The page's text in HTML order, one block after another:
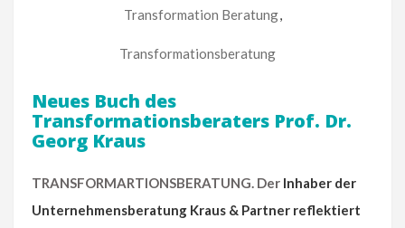
Transformation Beratung,
Transformationsberatung
Neues Buch des
Transformationsberaters Prof. Dr.
Georg Kraus
TRANSFORMARTIONSBERATUNG. Der Inhaber der
Unternehmensberatung Kraus & Partner reflektiert